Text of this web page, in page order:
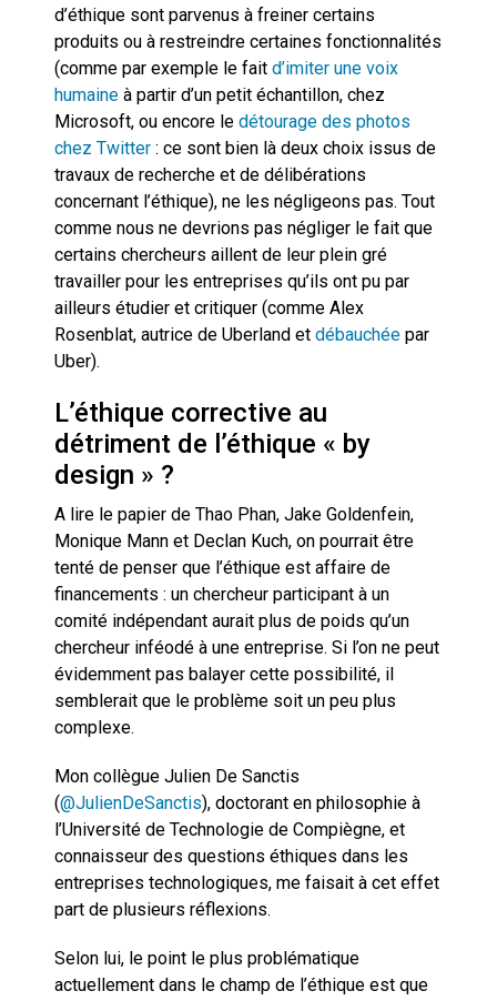
d’éthique sont parvenus à freiner certains
produits ou à restreindre certaines fonctionnalités
(comme par exemple le fait d’imiter une voix
humaine à partir d’un petit échantillon, chez
Microsoft, ou encore le détourage des photos
chez Twitter : ce sont bien là deux choix issus de
travaux de recherche et de délibérations
concernant l’éthique), ne les négligeons pas. Tout
comme nous ne devrions pas négliger le fait que
certains chercheurs aillent de leur plein gré
travailler pour les entreprises qu’ils ont pu par
ailleurs étudier et critiquer (comme Alex
Rosenblat, autrice de Uberland et débauchée par
Uber).
L’éthique corrective au
détriment de l’éthique « by
design » ?
A lire le papier de Thao Phan, Jake Goldenfein,
Monique Mann et Declan Kuch, on pourrait être
tenté de penser que l’éthique est affaire de
financements : un chercheur participant à un
comité indépendant aurait plus de poids qu’un
chercheur inféodé à une entreprise. Si l’on ne peut
évidemment pas balayer cette possibilité, il
semblerait que le problème soit un peu plus
complexe.
Mon collègue Julien De Sanctis
(@JulienDeSanctis), doctorant en philosophie à
l’Université de Technologie de Compiègne, et
connaisseur des questions éthiques dans les
entreprises technologiques, me faisait à cet effet
part de plusieurs réflexions.
Selon lui, le point le plus problématique
actuellement dans le champ de l’éthique est que